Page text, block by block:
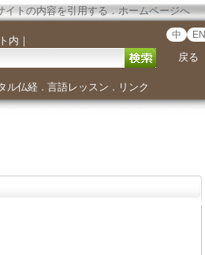
イトの内容を引用する．ホームページへ
内 ｜ 中 EN
戻る
ル仏経． 言語レッスン ． リンク